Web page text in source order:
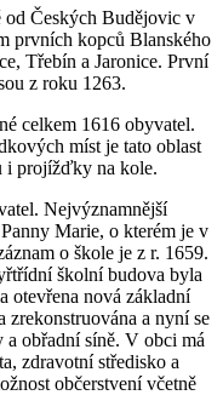
od Českých Budějovic v
prvních kopců Blanského
Třebín a Jaronice. První
z roku 1263.
celkem 1616 obyvatel.
míst je tato oblast
i projížďky na kole.
Nejvýznamnější
Marie, o kterém je v
o škole je z r. 1659.
školní budova byla
otevřena nová základní
zrekonstruována a nyní se
a obřadní síně. V obci má
zdravotní středisko a
občerstvení včetně